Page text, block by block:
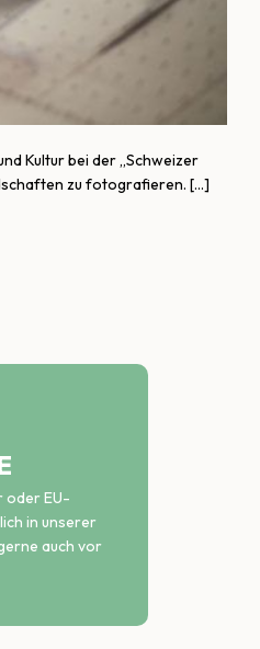
Kultur bei der „Schweizer
zu fotografieren. […]
oder EU-
in unserer
auch vor